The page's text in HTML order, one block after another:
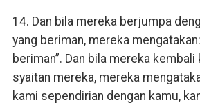
14. Dan bila mereka berjumpa
yang beriman, mereka
beriman”. Dan bila mereka
syaitan mereka, mereka
kami sependirian dengan kamu,